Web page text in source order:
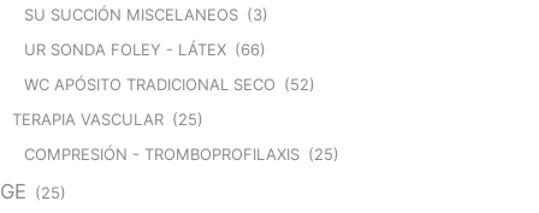
SU SUCCIÓN MISCELANEOS (3)
UR SONDA FOLEY - LÁTEX (66)
WC APÓSITO TRADICIONAL SECO (52)
TERAPIA VASCULAR (25)
COMPRESIÓN - TROMBOPROFILAXIS (25)
GE (25)